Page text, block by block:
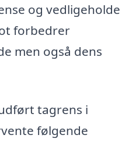
og vedligeholde
forbedrer
men også dens
tagrens i
følgende